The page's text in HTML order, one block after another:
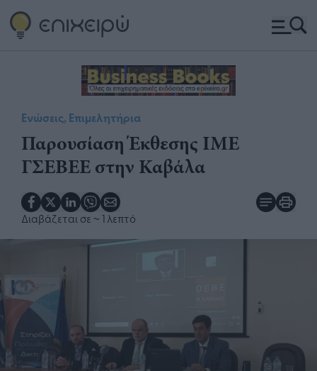
Ενώσεις, Επιμελητήρια
Παρουσίαση Έκθεσης ΙΜΕ
ΓΣΕΒΕΕ στην Καβάλα
Διαβάζεται σε ~ 1 λεπτό